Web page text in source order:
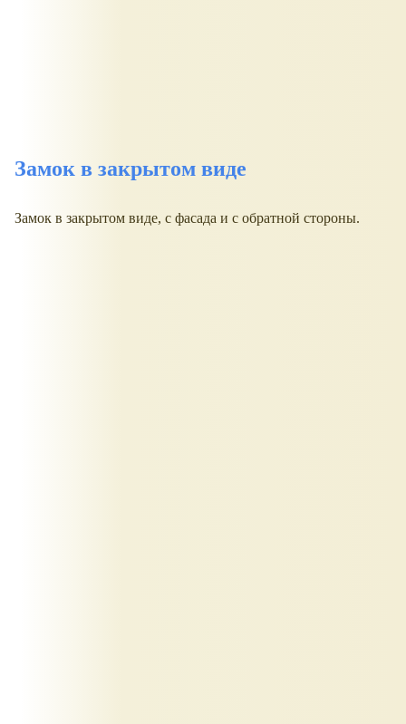
Замок в закрытом виде
Замок в закрытом виде, с фасада и с обратной стороны.